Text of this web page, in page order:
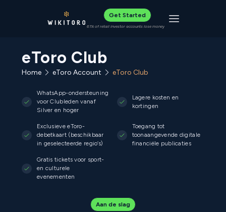
Get Started
61% of retail investor accounts lose money Toggle
eToro Club
Home eToro Account eToro Club
WhatsApp-ondersteuning
voor Clubleden vanaf
Silver en hoger
Lagere kosten en
kortingen
Exclusieve eToro-
debetkaart (beschikbaar
in geselecteerde regio’s)
Toegang tot
toonaangevende digitale
financiële publicaties
Gratis tickets voor sport-
en culturele
evenementen
Aan de slag